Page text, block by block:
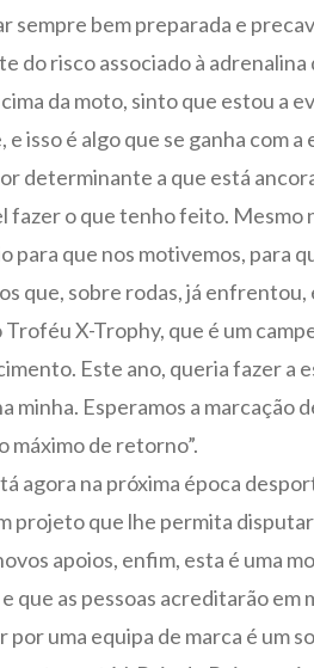
sempre bem preparada e
do risco associado à
da moto, sinto que estou a
isso é algo que se ganha com a
determinante a que está
fazer o que tenho feito. Mesmo
para que nos motivemos, para
que, sobre rodas, já
Troféu X-Trophy, que é um
Este ano, queria fazer a
minha. Esperamos a marcação
máximo de retorno”.
agora na próxima época
projeto que lhe permita
apoios, enfim, esta é uma
que as pessoas acreditarão em
por uma equipa de marca é um